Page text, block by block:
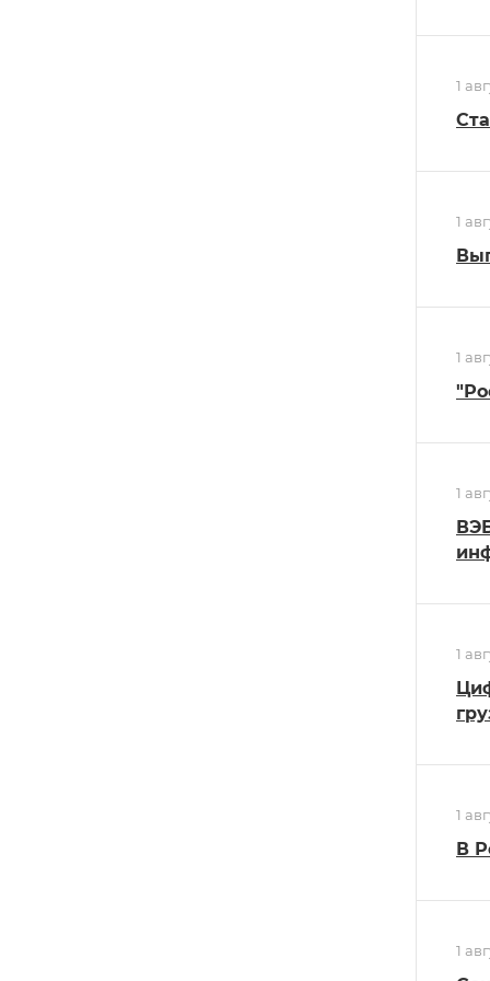
1
1
1
1
1
1
В
1